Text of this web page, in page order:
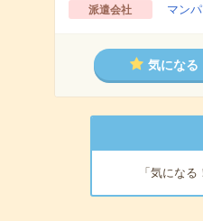
派遣会社 マン
気になる
「気にな